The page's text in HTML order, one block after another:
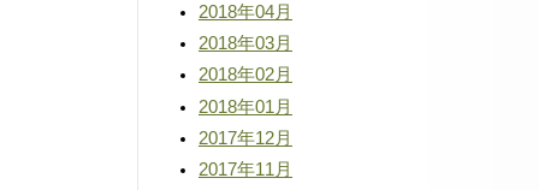
2018年04月
2018年03月
2018年02月
2018年01月
2017年12月
2017年11月